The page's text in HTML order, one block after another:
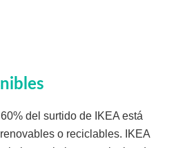
del surtido de IKEA está
o reciclables. IKEA